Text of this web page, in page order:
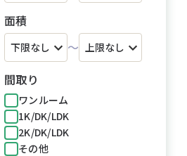
面積
～
間取り
ワンルーム
1K/DK/LDK
2K/DK/LDK
その他